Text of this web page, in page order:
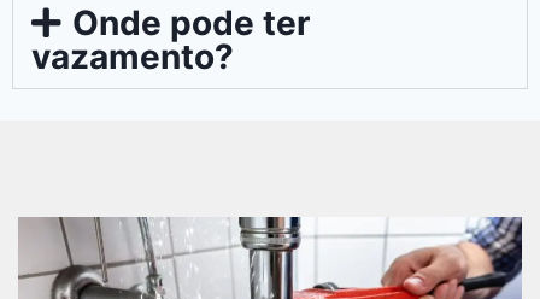
Onde pode ter
vazamento?